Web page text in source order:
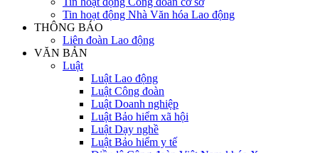
Tin hoạt động Nhà Văn hóa Lao động
THÔNG BÁO
Liên đoàn Lao động
VĂN BẢN
Luật
Luật Lao động
Luật Công đoàn
Luật Doanh nghiệp
Luật Bảo hiểm xã hội
Luật Dạy nghề
Luật Bảo hiểm y tế